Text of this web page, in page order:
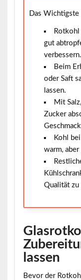
Das Wichtigste
Rotkohl
gut
verbessern.
Beim
oder Saft
lassen.
Mit
Zucker
Kohl
warm,
Qualität zu
lassen
Bevor der